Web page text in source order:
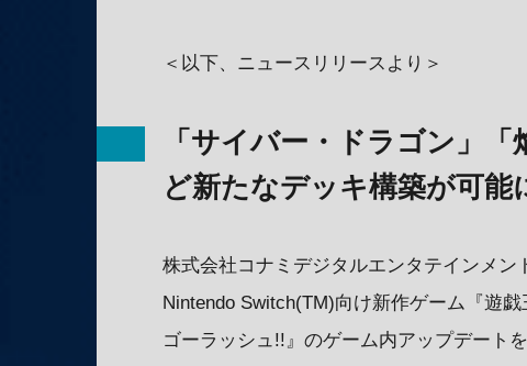
＜以下、ニュースリリースより＞
「サイバー・ドラゴン」
ど新たなデッキ構築が可能
株式会社コナミデジタルエンタテインメ
Nintendo Switch(TM)向け新作ゲーム『遊
ゴーラッシュ!!』のゲーム内アップデート